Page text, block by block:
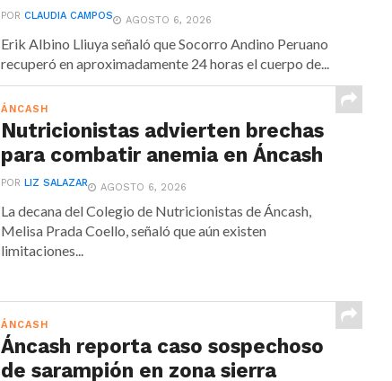
PORCLAUDIA CAMPOS AGOSTO 6, 2026
Erik Albino Lliuya señaló que Socorro Andino Peruano
recuperó en aproximadamente 24 horas el cuerpo de...
ÁNCASH
Nutricionistas advierten brechas
para combatir anemia en Áncash
PORLIZ SALAZAR AGOSTO 6, 2026
La decana del Colegio de Nutricionistas de Áncash,
Melisa Prada Coello, señaló que aún existen
limitaciones...
ÁNCASH
Áncash reporta caso sospechoso
de sarampión en zona sierra